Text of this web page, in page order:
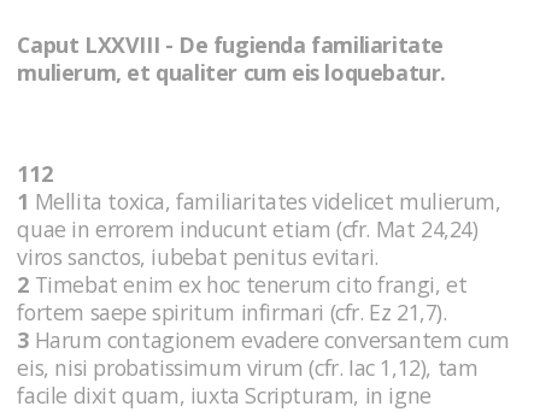
Caput LXXVIII - De fugienda familiaritate
mulierum, et qualiter cum eis loquebatur.
112
1 Mellita toxica, familiaritates videlicet mulierum,
quae in errorem inducunt etiam (cfr. Mat 24,24)
viros sanctos, iubebat penitus evitari.
2 Timebat enim ex hoc tenerum cito frangi, et
fortem saepe spiritum infirmari (cfr. Ez 21,7).
3 Harum contagionem evadere conversantem cum
eis, nisi probatissimum virum (cfr. Iac 1,12), tam
facile dixit quam, iuxta Scripturam, in igne